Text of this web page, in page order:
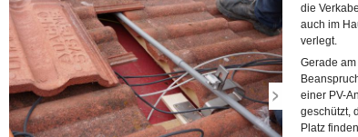
die
auch im
verlegt.
Gerade
einer PV-
geschützt,
Platz